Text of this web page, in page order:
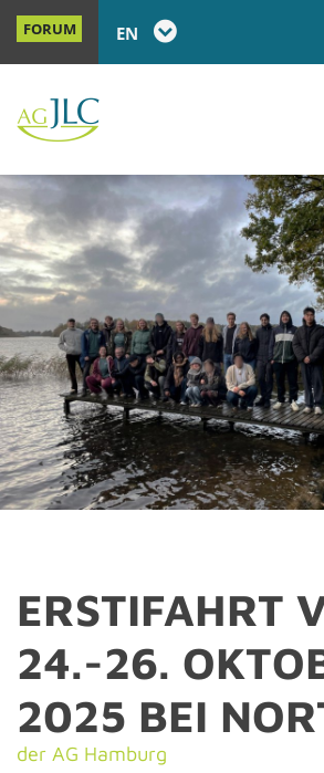
FORUM EN
ER­S­TI­FAHRT
24.-26.
2025 BEI
der AG Ham­burg